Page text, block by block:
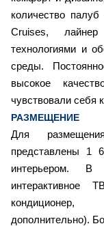
количество
Cruises,
технологиями и
среды.
высокое
чувствовали себя
РАЗМЕЩЕНИЕ
Для
представлены 1
интерьером. В
интерактивное
дополнительно).